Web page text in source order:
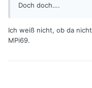
Doch doch….
Ich weiß nicht, ob da
MPi69.